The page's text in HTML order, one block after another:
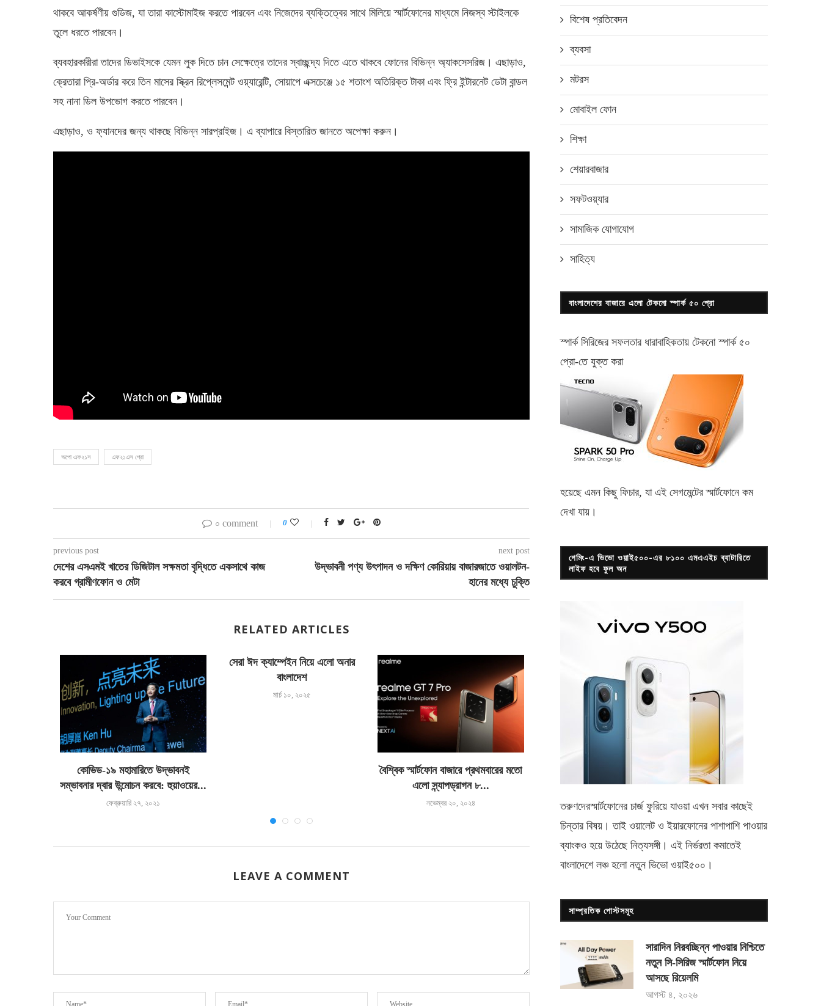
থাকবে আকর্ষণীয় গুডিজ, যা তারা কাস্টোমাইজ করতে পারবেন এবং নিজেদের ব্যক্তিত্বের সাথে মিলিয়ে স্মার্টফোনের মাধ্যমে নিজস্ব স্টাইলকে
তুলে ধরতে পারবেন।
ব্যবহারকারীরা তাদের ডিভাইসকে যেমন লুক দিতে চান সেক্ষেত্রে তাদের স্বাচ্ছন্দ্য দিতে এতে থাকবে ফোনের বিভিন্ন অ্যাকসেসরিজ। এছাড়াও,
ক্রেতারা প্রি-অর্ডার করে তিন মাসের স্ক্রিন রিপ্লেসমেন্ট ওয়্যারেন্টি, সোয়াপে এক্সচেঞ্জে ১৫ শতাংশ অতিরিক্ত টাকা এবং ফ্রি ইন্টারনেট ডেটা বান্ডল
সহ নানা ডিল উপভোগ করতে পারবেন।
এছাড়াও, ও ফ্যানদের জন্য থাকছে বিভিন্ন সারপ্রাইজ। এ ব্যাপারে বিস্তারিত জানতে অপেক্ষা করুন।
অপো এফ২১স এফ২১এস প্রো
০ comment 0
previous post
দেশের এসএমই খাতের ডিজিটাল সক্ষমতা বৃদ্ধিতে একসাথে কাজ
করবে গ্রামীণফোন ও মেটা
next post
উদ্ভাবনী পণ্য উৎপাদন ও দক্ষিণ কোরিয়ায় বাজারজাতে ওয়ালটন-
হানের মধ্যে চুক্তি
RELATED ARTICLES
কোভিড-১৯ মহামারিতে উদ্ভাবনই
সম্ভাবনার দ্বার উন্মোচন করবে: হুয়াওয়ের...
ফেব্রুয়ারি ২৭, ২০২১
সেরা ঈদ ক্যাম্পেইন নিয়ে এলো অনার
বাংলাদেশ
মার্চ ১০, ২০২৫
বৈশ্বিক স্মার্টফোন বাজারে প্রথমবারের মতো
এলো স্ন্যাপড্রাগন ৮...
নভেম্বর ২০, ২০২৪
ভি২৩ই
মে ১৪, ২০২২
দারাজমল ফেস্ট- ২০২১
আগস্ট ৮, ২০২১
LEAVE A COMMENT
বিশেষ প্রতিবেদন
ব্যবসা
মটরস
মোবাইল ফোন
শিক্ষা
শেয়ারবাজার
সফটওয়্যার
সামাজিক যোগাযোগ
সাহিত্য
বাংলাদেশের বাজারে এলো টেকনো স্পার্ক ৫০ প্রো
স্পার্ক সিরিজের সফলতার ধারাবাহিকতায় টেকনোস্পার্ক ৫০
প্রো-তে যুক্ত করা
হয়েছে এমন কিছু ফিচার, যা এই সেগমেন্টের স্মার্টফোনে কম
দেখা যায়।
গেমিং-এ ভিভো ওয়াই৫০০-এর ৮১০০ এমএএইচ ব্যাটারিতে
লাইফ হবে ফুল অন
তরুণদেরস্মার্টফোনের চার্জ ফুরিয়ে যাওয়া এখন সবার কাছেই
চিন্তার বিষয়। তাই ওয়ালেট ও ইয়ারফোনের পাশাপাশি পাওয়ার
ব্যাংকও হয়ে উঠেছে নিত্যসঙ্গী। এই নির্ভরতা কমাতেই
বাংলাদেশে লঞ্চ হলো নতুন ভিভো ওয়াই৫০০ ।
সাম্প্রতিক পোস্টসমূহ
সারাদিন নিরবচ্ছিন্ন পাওয়ার নিশ্চিতে
নতুন সি-সিরিজ স্মার্টফোন নিয়ে
আসছে রিয়েলমি
আগস্ট ৪, ২০২৬